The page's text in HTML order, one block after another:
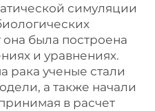
симуляции
была построена
и уравнениях.
рака ученые стали
а также начали
в расчет